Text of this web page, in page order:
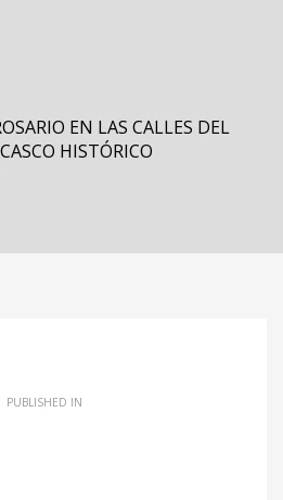
EN LAS CALLES DEL
CASCO HISTÓRICO
PUBLISHED IN